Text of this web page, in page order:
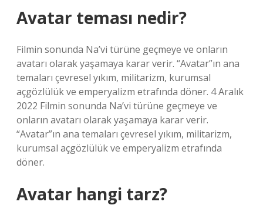
Avatar teması nedir?
Filmin sonunda Na’vi türüne geçmeye ve onların
avatarı olarak yaşamaya karar verir. “Avatar”ın ana
temaları çevresel yıkım, militarizm, kurumsal
açgözlülük ve emperyalizm etrafında döner. 4 Aralık
2022 Filmin sonunda Na’vi türüne geçmeye ve
onların avatarı olarak yaşamaya karar verir.
“Avatar”ın ana temaları çevresel yıkım, militarizm,
kurumsal açgözlülük ve emperyalizm etrafında
döner.
Avatar hangi tarz?